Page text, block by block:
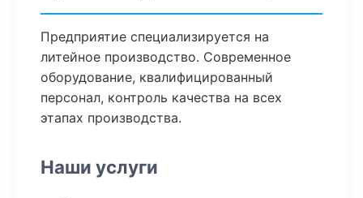
Предприятие специализируется на
литейное производство. Современное
оборудование, квалифицированный
персонал, контроль качества на всех
этапах производства.
Наши услуги